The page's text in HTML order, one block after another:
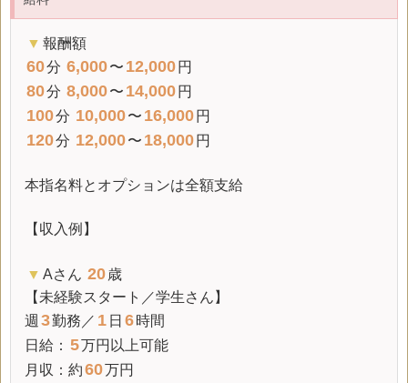
▼ 報酬額
60分 6,000〜 12,000 円
80分 8,000〜 14,000 円
100分 10,000〜 16,000 円
120分 12,000〜 18,000 円
本指名料とオプションは全額支給
【収入例】
▼ Aさん 20歳
【未経験スタート／学生さん】
週 3勤務／ 1 日 6時間
日給 ： 5万円以上可能
月収 ：約60万円